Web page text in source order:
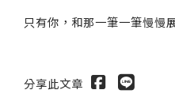
只有你，和那一筆一筆慢慢
分享此文章